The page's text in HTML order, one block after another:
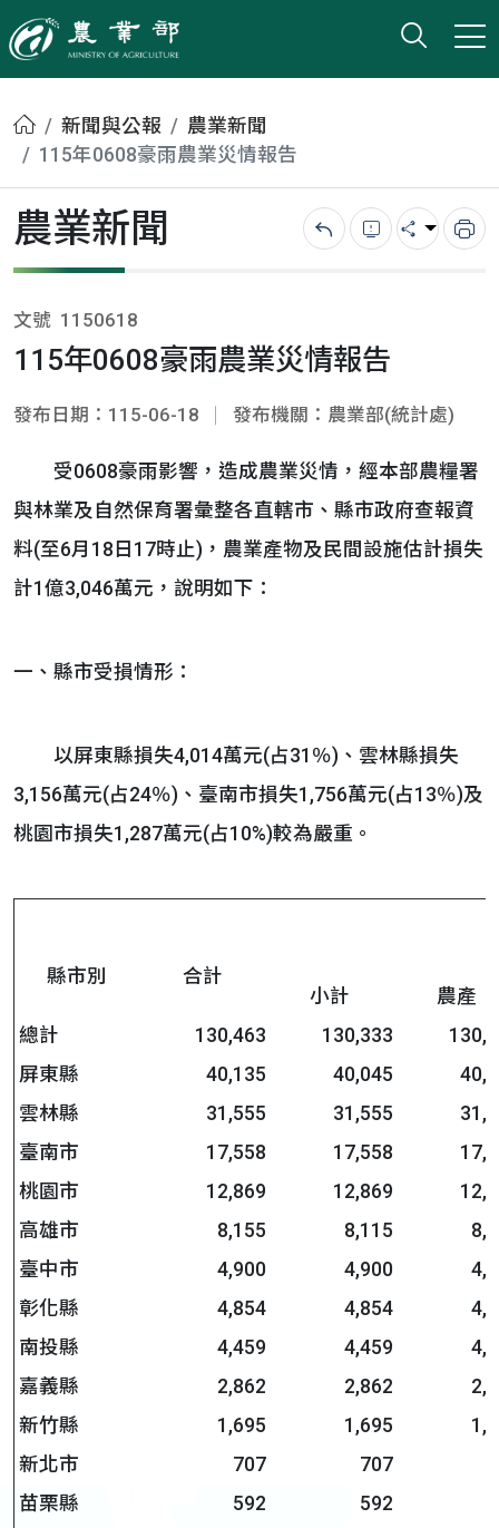
農業部
打開
小版
首頁新聞與公報
農業新聞
115年0608豪雨農業災情報告
農業新聞 回上一頁錯誤回報
分享 列
文號 1150618
115年0608豪雨農業災情報告
發布日期：115-06-18 發布機關：農業部(統計處)
受0608豪雨影響，造成農業災情，經本部農糧署
與林業及自然保育署彙整各直轄市、縣市政府查報資
料(至6月18日17時止)，農業產物及民間設施估計損失
計1億3,046萬元，說明如下：
一、縣市受損情形：
以屏東縣損失4,014萬元(占31％)、雲林縣損失
3,156萬元(占24％)、臺南市損失1,756萬元(占13％)及
桃園市損失1,287萬元(占10%)較為嚴重。
縣市別 合計
小計
農產
總計
130,463 130,333
屏東縣
40,135 40,045
雲林縣
31,555 31,555
臺南市
17,558 17,558
桃園市
12,869 12,869
高雄市
8,155 8,115
臺中市
4,900 4,900
彰化縣
4,854 4,854
南投縣
4,459 4,459
嘉義縣
2,862 2,862
新竹縣
1,695 1,695
新北市
707 707
苗栗縣
592 592